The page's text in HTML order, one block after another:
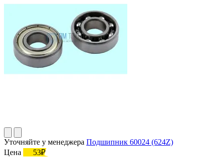
Уточняйте у менеджера Подшипник 60024 (624Z)
Цена
53₽